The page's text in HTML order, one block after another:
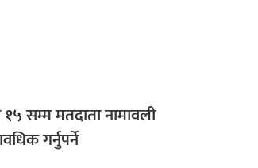
सम्म मतदाता नामावली
गर्नुपर्ने